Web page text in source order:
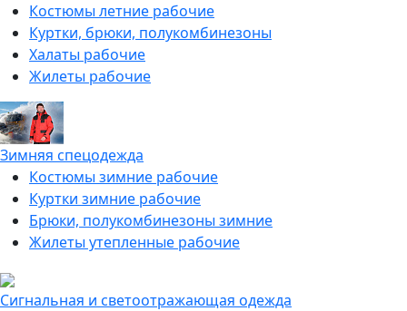
Костюмы летние рабочие
Куртки, брюки, полукомбинезоны
Халаты рабочие
Жилеты рабочие
Зимняя спецодежда
Костюмы зимние рабочие
Куртки зимние рабочие
Брюки, полукомбинезоны зимние
Жилеты утепленные рабочие
Сигнальная и светоотражающая одежда